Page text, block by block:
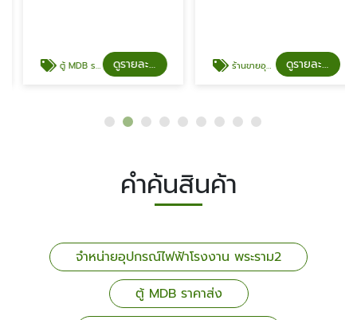
ตู้ MDB ราคาส่ง ดูรายละเอียด ร้านขายอุปกรณ์ไฟฟ้า ใกล้ฉัน ดูรายละเอียด
คำค้นสินค้า
จำหน่ายอุปกรณ์ไฟฟ้าโรงงาน พระราม2
ตู้ MDB ราคาส่ง